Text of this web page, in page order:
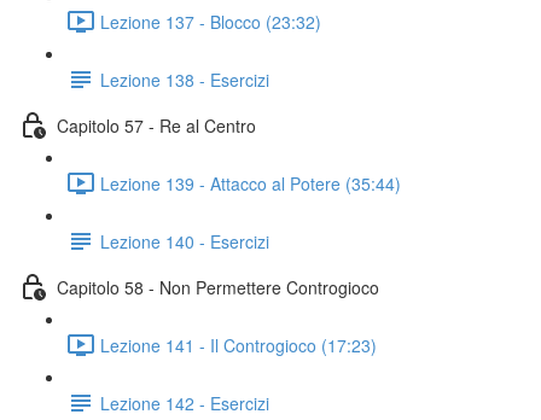
Lezione 137 - Blocco (23:32)
Lezione 138 - Esercizi
Capitolo 57 - Re al Centro
Lezione 139 - Attacco al Potere (35:44)
Lezione 140 - Esercizi
Capitolo 58 - Non Permettere Controgioco
Lezione 141 - Il Controgioco (17:23)
Lezione 142 - Esercizi